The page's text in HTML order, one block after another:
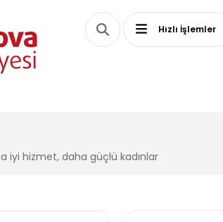
Hızlı İşlemler
iyi hizmet, daha güçlü kadınlar